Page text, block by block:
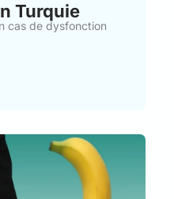
Turquie
cas de dysfonction